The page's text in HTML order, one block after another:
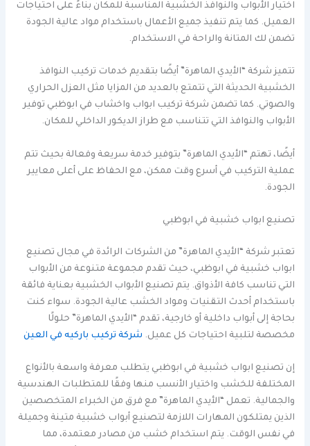
اختيار الأبواب والنوافذ الخشبية المناسبة للمكان بناءً على احتياجات
العميل. كما يتم تنفيذ جميع الأعمال باستخدام مواد عالية الجودة
تضمن لك المتانة والراحة في الاستخدام.
تتميز شركة “الأيدي الماهرة” أيضًا بتقديم خدمات تركيب النوافذ
الخشبية الحديثة التي تتمتع بالعديد من المزايا مثل العزل الحراري
والصوتي. كما تضمن شركة تركيب ابواب واخشاب في ابوظبي توفير
الأبواب والنوافذ التي تتناسب مع طراز الديكور الداخلي للمكان.
أيضًا، تهتم “الأيدي الماهرة” بتوفير خدمة سريعة وفعالة بحيث تتم
عملية التركيب في أسرع وقت ممكن، مع الحفاظ على أعلى معايير
الجودة.
تصنيع ابواب خشبية في ابوظبي
تعتبر شركة “الأيدي الماهرة” من الشركات الرائدة في مجال تصنيع
ابواب خشبية في ابوظبي، حيث تقدم مجموعة متنوعة من الأبواب
التي تناسب كافة الأذواق. يتم تصنيع الأبواب الخشبية بعناية فائقة
باستخدام أحدث التقنيات ومواد الخشب عالية الجودة. سواء كنت
بحاجة إلى أبواب داخلية أو خارجية، تقدم “الأيدي الماهرة” حلولًا
مخصصة لتلبية احتياجات كل عميل. شركة تركيب باركيه في العين
إن تصنيع ابواب خشبية في ابوظبي يتطلب معرفة واسعة بالأنواع
المختلفة للخشب واختيار الأنسب منها وفقًا للمتطلبات الهندسية
والجمالية. تعمل “الأيدي الماهرة” مع فرق من الخبراء المتخصصين
الذين يمتلكون المهارات اللازمة لتصنيع أبواب خشبية متينة وجميلة
في نفس الوقت. يتم استخدام خشب من مصادر معتمدة، مما